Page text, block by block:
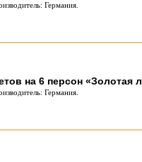
Германия.
на 6 персон «Золотая
Германия.